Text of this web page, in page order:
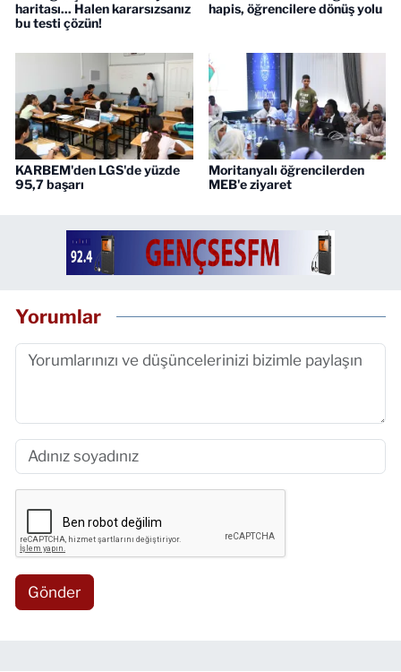
haritası... Halen kararsızsanız
bu testi çözün!
hapis, öğrencilere dönüş yolu
KARBEM'den LGS'de yüzde
95,7 başarı
Moritanyalı öğrencilerden
MEB'e ziyaret
Yorumlar
Gönder